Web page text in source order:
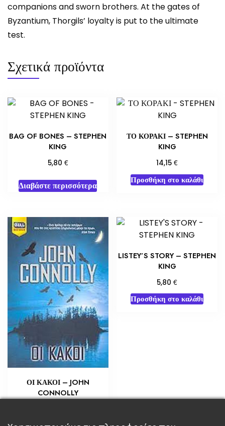
companions and sworn brothers. At the gates of
Byzantium, Thorgils’ loyalty is put to the ultimate
test.
Σχετικά προϊόντα
BAG OF BONES – STEPHEN
KING
5,80 €
Διαβάστε περισσότερα
ΤΟ ΚΟΡΑΚΙ – STEPHEN
KING
14,15€
Προσθήκη στο καλάθι
ΟΙ ΚΑΚΟΙ – JOHN
CONNOLLY
LISTEY’S STORY – STEPHEN
KING
5,80€
Προσθήκη στο καλάθι